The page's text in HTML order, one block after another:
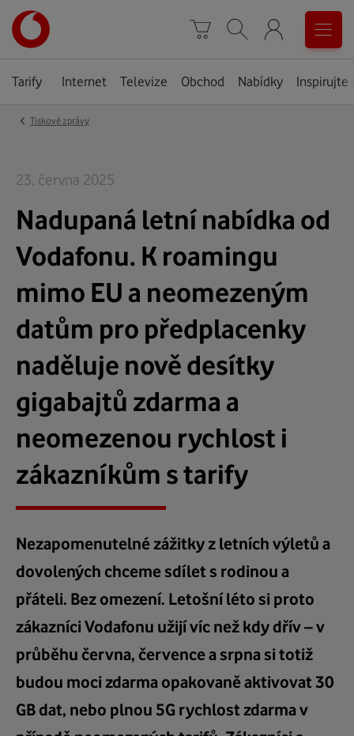
stránka
Košík Vyhledávání Menu
Tarify Internet Televize Obchod Nabídky Inspirujte
‹ Tiskové zprávy
23. června 2025
Nadupaná letní nabídka od
Vodafonu. K roamingu
mimo EU a neomezeným
datům pro předplacenky
naděluje nově desítky
gigabajtů zdarma a
neomezenou rychlost i
zákazníkům s tarify
Nezapomenutelné zážitky z letních výletů a
dovolených chceme sdílet s rodinou a
přáteli. Bez omezení. Letošní léto si proto
zákazníci Vodafonu užijí víc než kdy dřív – v
průběhu června, července a srpna si totiž
budou moci zdarma opakovaně aktivovat 30
GB dat, nebo plnou 5G rychlost zdarma v